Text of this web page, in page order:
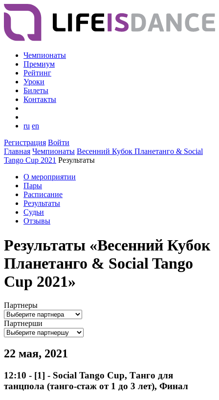
Чемпионаты
Премиум
Рейтинг
Уроки
Билеты
Контакты
ru en
Регистрация Войти
Главная Чемпионаты Весенний Кубок Планетанго & Social
Tango Cup 2021 Результаты
О мероприятии
Пары
Расписание
Результаты
Судьи
Отзывы
Результаты «Весенний Кубок
Планетанго & Social Tango
Cup 2021»
Партнеры
Партнерши
22 мая, 2021
12:10 - [1] - Social Tango Cup, Танго для
танцпола (танго-стаж от 1 до 3 лет), Финал